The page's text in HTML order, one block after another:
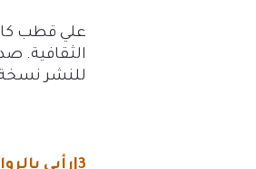
علي قطب
للنشر نسخة